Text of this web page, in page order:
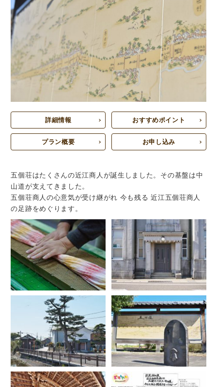
詳細情報 おすすめポイント
プラン概要 お申し込み
五個荘はたくさんの近江商人が誕生しました。その基盤は中
山道が支えてきました。
五個荘商人の心意気が受け継がれ 今も残る 近江五個荘商人
の足跡をめぐります。